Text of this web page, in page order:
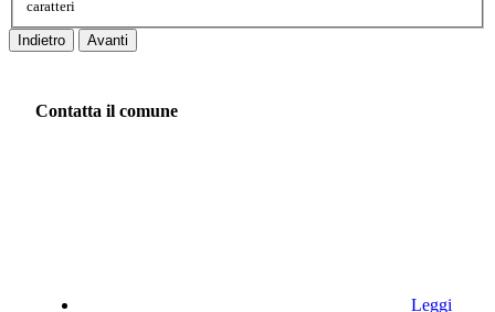
caratteri
Indietro Avanti
Contatta il comune
Leggi